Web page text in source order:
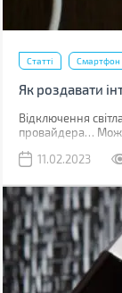
Статті Смартфон
Як роздавати
Відключення
провайдера… Може
мобільна мережа,
11.02.2023